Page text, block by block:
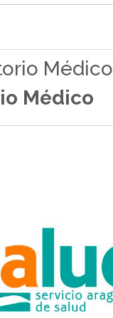
Médico
Médico